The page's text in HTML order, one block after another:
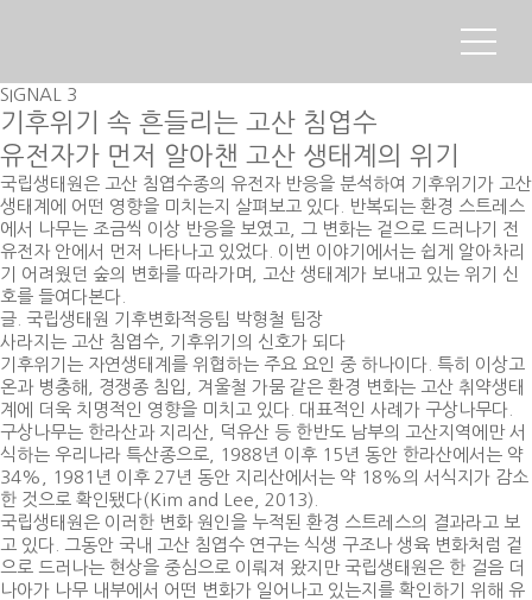
SIGNAL 3
기후위기 속 흔들리는 고산 침엽수
유전자가 먼저 알아챈 고산 생태계의 위기
국립생태원은 고산 침엽수종의 유전자 반응을 분석하여 기후위기가 고산
생태계에 어떤 영향을 미치는지 살펴보고 있다.
반복되는 환경 스트레스
에서 나무는 조금씩 이상 반응을 보였고, 그 변화는 겉으로 드러나기 전
유전자 안에서 먼저 나타나고 있었다. 이번 이야기에서는 쉽게 알아차리
기 어려웠던 숲의 변화를 따라가며, 고산 생태계가 보내고 있는 위기 신
호를 들여다본다.
글. 국립생태원 기후변화적응팀 박형철 팀장
사라지는 고산 침엽수, 기후위기의 신호가 되다
기후위기는 자연생태계를 위협하는 주요 요인 중 하나이다. 특히 이상고
온과 병충해, 경쟁종 침입, 겨울철 가뭄 같은 환경 변화는 고산 취약생태
계에 더욱 치명적인 영향을 미치고 있다. 대표적인 사례가 구상나무다.
구상나무는 한라산과 지리산, 덕유산 등 한반도 남부의 고산지역에만 서
식하는 우리나라 특산종으로, 1988년 이후 15년 동안 한라산에서는 약
34%, 1981년 이후 27년 동안 지리산에서는 약 18%의 서식지가 감소
한 것으로 확인됐다(Kim and Lee, 2013).
국립생태원은 이러한 변화 원인을 누적된 환경 스트레스의 결과라고 보
고 있다. 그동안 국내 고산 침엽수 연구는 식생 구조나 생육 변화처럼 겉
으로 드러나는 현상을 중심으로 이뤄져 왔지만 국립생태원은 한 걸음 더
나아가 나무 내부에서 어떤 변화가 일어나고 있는지를 확인하기 위해 유